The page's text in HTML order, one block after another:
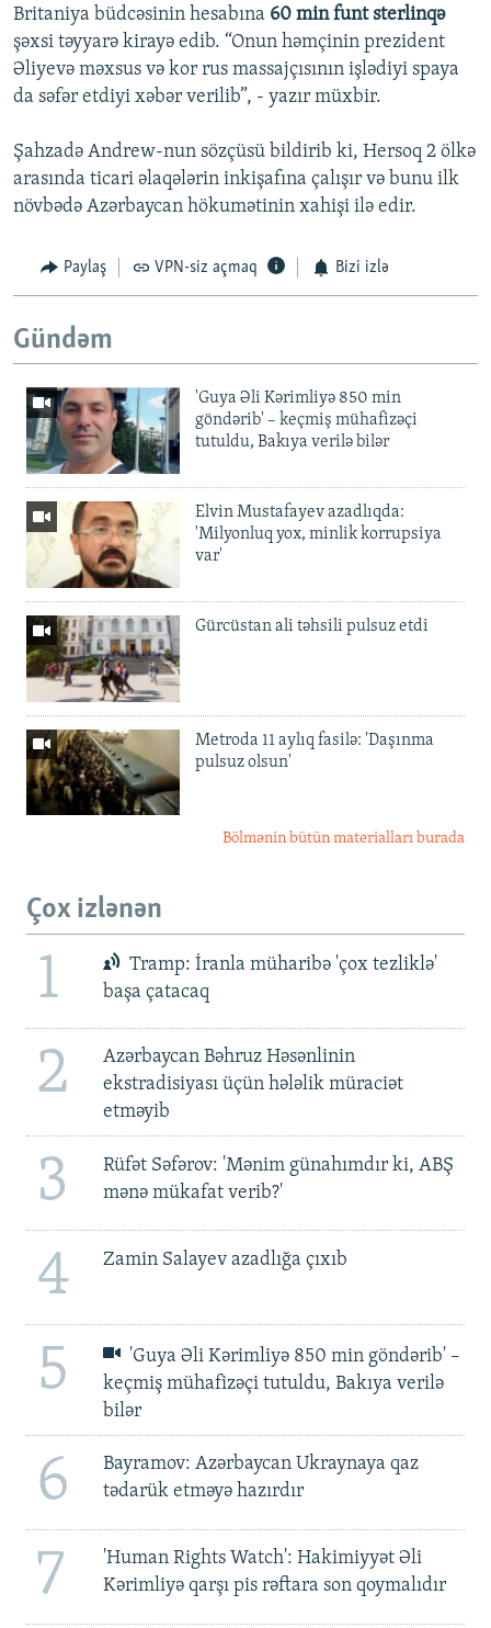
Britaniya büdcəsinin hesabına 60 min funt sterlinqə
şəxsi təyyarə kirayə edib. “Onun həmçinin prezident
Əliyevə məxsus və kor rus massajçısının işlədiyi spaya
da səfər etdiyi xəbər verilib”, - yazır müxbir.
Şahzadə Andrew-nun sözçüsü bildirib ki, Hersoq 2 ölkə
arasında ticari əlaqələrin inkişafına çalışır və bunu ilk
növbədə Azərbaycan hökumətinin xahişi ilə edir.
Paylaş VPN-siz açmaq Bizi izlə
Gündəm
'Guya Əli Kərimliyə 850 min
göndərib' – keçmiş mühafizəçi
tutuldu, Bakıya verilə bilər
Elvin Mustafayev azadlıqda:
'Milyonluq yox, minlik korrupsiya
var'
Gürcüstan ali təhsili pulsuz etdi
Metroda 11 aylıq fasilə: 'Daşınma
pulsuz olsun'
Bölmənin bütün materialları burada
Çox izlənən
1
Tramp: İranla müharibə 'çox tezliklə'
başa çatacaq
2
Azərbaycan Bəhruz Həsənlinin
ekstradisiyası üçün hələlik müraciət
etməyib
3
Rüfət Səfərov: 'Mənim günahımdır ki, ABŞ
mənə mükafat verib?'
4 Zamin Salayev azadlığa çıxıb
5
'Guya Əli Kərimliyə 850 min göndərib' –
keçmiş mühafizəçi tutuldu, Bakıya verilə
bilər
6
Bayramov: Azərbaycan Ukraynaya qaz
tədarük etməyə hazırdır
7
'Human Rights Watch': Hakimiyyət Əli
Kərimliyə qarşı pis rəftara son qoymalıdır